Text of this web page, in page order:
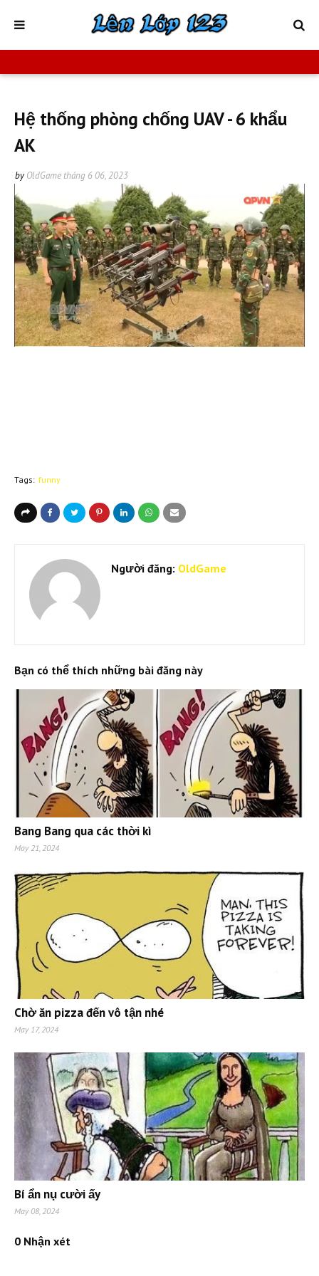
Hệ thống phòng chống UAV - 6 khẩu
AK
by OldGame tháng 6 06, 2023
Tags: funny
Người đăng: OldGame
Bạn có thể thích những bài đăng này
Bang Bang qua các thời kì
May 21, 2024
Chờ ăn pizza đến vô tận nhé
May 17, 2024
Bí ẩn nụ cười ấy
May 08, 2024
0 Nhận xét